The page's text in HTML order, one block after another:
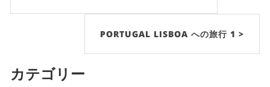
PORTUGAL LISBOA への旅行 1 >
カテゴリー